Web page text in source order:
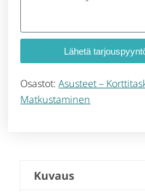
Lähetä
Osastot:Asusteet –
Matkustaminen
Kuvaus